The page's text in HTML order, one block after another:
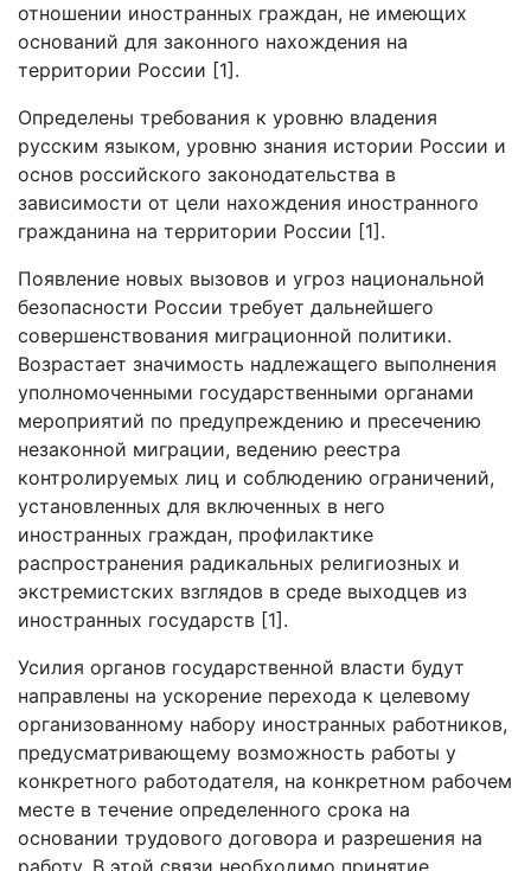
отношении иностранных граждан, не имеющих
оснований для законного нахождения на
территории России [1].
Определены требования к уровню владения
русским языком, уровню знания истории России и
основ российского законодательства в
зависимости от цели нахождения иностранного
гражданина на территории России [1].
Появление новых вызовов и угроз национальной
безопасности России требует дальнейшего
совершенствования миграционной политики.
Возрастает значимость надлежащего выполнения
уполномоченными государственными органами
мероприятий по предупреждению и пресечению
незаконной миграции, ведению реестра
контролируемых лиц и соблюдению ограничений,
установленных для включенных в него
иностранных граждан, профилактике
распространения радикальных религиозных и
экстремистских взглядов в среде выходцев из
иностранных государств [1].
Усилия органов государственной власти будут
направлены на ускорение перехода к целевому
организованному набору иностранных работников,
предусматривающему возможность работы у
конкретного работодателя, на конкретном рабочем
месте в течение определенного срока на
основании трудового договора и разрешения на
работу. В этой связи необходимо принятие